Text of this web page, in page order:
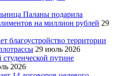
Паланы подарила
на миллион рублей 29
благоустройство территории
29 июль 2026
студенческой путине
2026